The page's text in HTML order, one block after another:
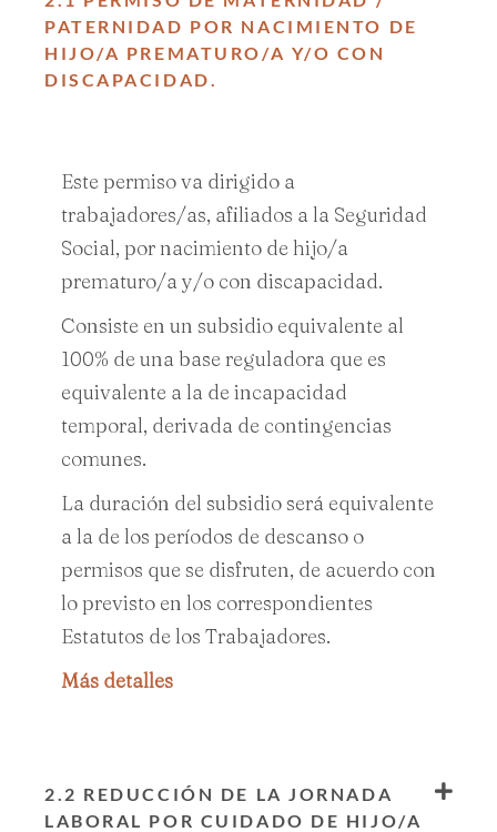
PATERNIDAD POR NACIMIENTO DE
HIJO/A PREMATURO/A Y/O CON
DISCAPACIDAD.
Este permiso va dirigido a
trabajadores/as, afiliados a la Seguridad
Social, por nacimiento de hijo/a
prematuro/a y/o con discapacidad.
Consiste en un subsidio equivalente al
100% de una base reguladora que es
equivalente a la de incapacidad
temporal, derivada de contingencias
comunes.
La duración del subsidio será equivalente
a la de los períodos de descanso o
permisos que se disfruten, de acuerdo con
lo previsto en los correspondientes
Estatutos de los Trabajadores.
Más detalles
2.2 REDUCCIÓN DE LA JORNADA
LABORAL POR CUIDADO DE HIJO/A